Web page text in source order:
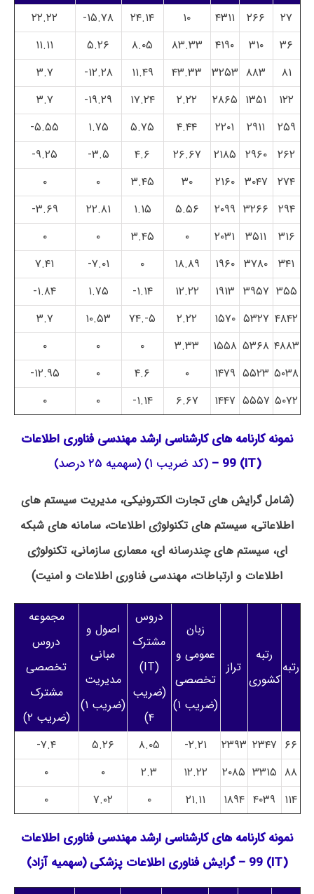
۲۷
۲۶۶ ۴۳۱۱ ۱۰ ۲۴.۱۴ ۱۵.۷۸-
۲۲.۲۲
۳۶
۳۱۰ ۴۱۹۰ ۸۳.۳۳ ۸.۰۵ ۵.۲۶
۱۱.۱۱
۸۱
۸۸۳ ۳۲۵۳ ۴۳.۳۳ ۱۱.۴۹ ۱۲.۲۸-
۳.۷
۱۲۲
۱۳۵۱ ۲۸۶۵ ۲.۲۲ ۱۷.۲۴ ۱۹.۲۹-
۳.۷
۲۵۹
۲۹۱۱ ۲۲۰۱ ۴.۴۴ ۵.۷۵ ۱.۷۵
۵.۵۵-
۲۶۲
۲۹۶۰ ۲۱۸۵ ۲۶.۶۷ ۴.۶ ۳.۵-
۹.۲۵-
۲۷۴ ۳۰۴۷ ۲۱۶۰ ۳۰ ۳.۴۵ ۰
۰
۲۹۴ ۳۲۶۶ ۲۰۹۹ ۵.۵۶ ۱.۱۵ ۲۲.۸۱
۳.۶۹-
۳۱۶
۳۵۱۱ ۲۰۳۱ ۰ ۳.۴۵ ۰
۰
۳۴۱ ۳۷۸۰ ۱۹۶۰ ۱۸.۸۹ ۰ ۷.۰۱-
۷.۴۱
۳۵۵ ۳۹۵۷ ۱۹۱۳ ۱۲.۲۲ ۱.۱۴- ۱.۷۵
۱.۸۴-
۴۸۴۲ ۵۳۲۷ ۱۵۷۰ ۲.۲۲ ۵-.۷۴ ۱۰.۵۳
۳.۷
۴۸۸۳ ۵۳۶۸ ۱۵۵۸ ۳.۳۳ ۰ ۰
۰
۵۰۳۸ ۵۵۲۳ ۱۴۷۹ ۰ ۴.۶ ۰
۱۲.۹۵-
۵۰۷۲ ۵۵۵۷ ۱۴۴۷ ۶.۶۷ ۱.۱۴- ۰ ۰
نمونه کارنامه های کارشناسی ارشد مهندسی فناوری اطلاعات
(IT) 99 –
(کد ضریب ۱) (سهمیه ۲۵ درصد)
(شامل گرایش های تجارت الکترونیکی، مدیریت سیستم های
اطلاعاتی، سیستم های تکنولوژی اطلاعات، سامانه های شبکه
ای، سیستم های چندرسانه ای، معماری سازمانی، تکنولوژی
اطلاعات و ارتباطات، مهندسی فناوری اطلاعات و امنیت)
رتبه
رتبه
کشوری
تراز
زبان
عمومی و
تخصصی
(ضریب ۱)
دروس
مشترک
(IT)
(ضریب
۴)
اصول و
مبانی
مدیریت
(ضریب ۱)
مجموعه
دروس
تخصصی
مشترک
(ضریب ۲)
۶۶ ۲۳۴۷ ۲۳۹۳ ۲.۲۱- ۸.۰۵ ۵.۲۶
۷.۴-
۸۸ ۳۳۱۵ ۲۰۸۵ ۱۲.۲۲ ۲.۳ ۰
۰
۱۱۴ ۴۰۳۹ ۱۸۹۴ ۲۱.۱۱ ۰ ۷.۰۲ ۰
نمونه کارنامه های کارشناسی ارشد مهندسی فناوری اطلاعات
(IT) 99 – گرایش فناوری اطلاعات پزشکی (سهمیه آزاد)